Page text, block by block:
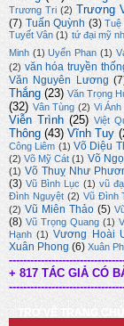
Trương Tri (2) Trương
(7) Tuấn Quỳnh (3) Tuệ
Tuyết Vân (1) tứ đại mỹ
Minh (1) Uyển Phan (1)
(2) văn hóa truyền
Văn Nguyên Lương
Thắng (23) Văn Trọng
(32) Vân Tùng (2) Vi Ánh
Viễn Trình (25) Việt
Thông (43) Vĩnh Tuy
Công Liêm (1) Võ Diệu
(2) Võ Mỹ Cát (1) Võ
(1) Võ Thuỵ Như
(3) Vũ Bình Lục (1) vũ
Đình Nguyệt (2) Vũ Đình
(2) Vũ Miên Thảo (5)
(8) Vũ Trọng Quang (1)
Hạnh (1) Vương Hoài
Xuân Phong (6) Xuân
+ 817 TÁC GIẢ CÓ
TRỞ VỀ TRANG CHỦ